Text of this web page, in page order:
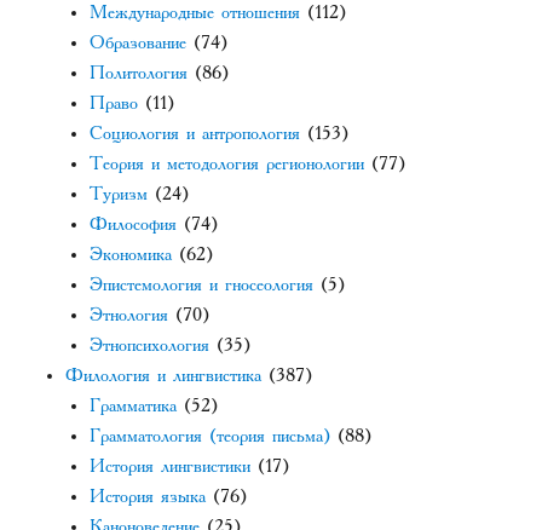
Международные отношения (112)
Образование (74)
Политология (86)
Право (11)
Социология и антропология (153)
Теория и методология регионологии (77)
Туризм (24)
Философия (74)
Экономика (62)
Эпистемология и гносеология (5)
Этнология (70)
Этнопсихология (35)
Филология и лингвистика (387)
Грамматика (52)
Грамматология (теория письма) (88)
История лингвистики (17)
История языка (76)